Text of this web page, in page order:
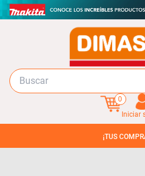
0
Iniciar
¡TUS COMPRAS EN 3